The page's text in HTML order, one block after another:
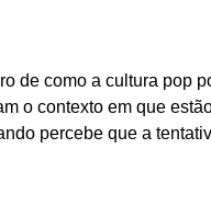
de como a cultura pop
o contexto em que
percebe que a